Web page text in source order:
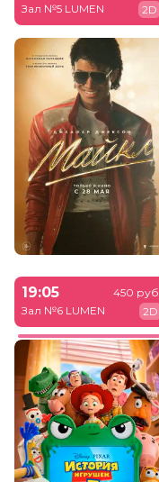
Зал №5 LUMEN
2D
19:05
Зал №6 LUMEN
450 руб.
2D